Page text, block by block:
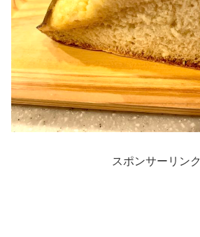
スポンサーリンク